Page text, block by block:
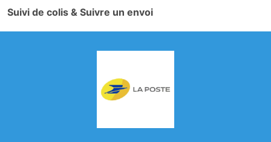
Suivi de colis & Suivre un envoi